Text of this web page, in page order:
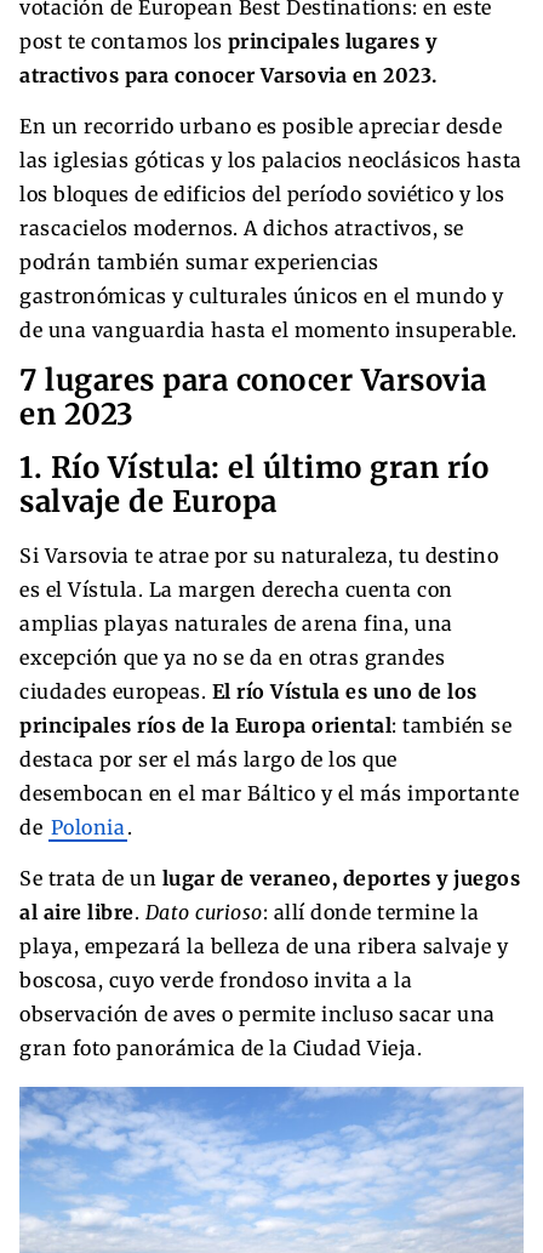
votación de European Best Destinations: en este
post te contamos los principales lugares y
atractivos para conocer Varsovia en 2023.
En un recorrido urbano es posible apreciar desde
las iglesias góticas y los palacios neoclásicos hasta
los bloques de edificios del período soviético y los
rascacielos modernos. A dichos atractivos, se
podrán también sumar experiencias
gastronómicas y culturales únicos en el mundo y
de una vanguardia hasta el momento insuperable.
7 lugares para conocer Varsovia
en 2023
1. Río Vístula: el último gran río
salvaje de Europa
Si Varsovia te atrae por su naturaleza, tu destino
es el Vístula. La margen derecha cuenta con
amplias playas naturales de arena fina, una
excepción que ya no se da en otras grandes
ciudades europeas. El río Vístula es uno de los
principales ríos de la Europa oriental: también se
destaca por ser el más largo de los que
desembocan en el mar Báltico y el más importante
de Polonia .
Se trata de un lugar de veraneo, deportes y juegos
al aire libre. Dato curioso: allí donde termine la
playa, empezará la belleza de una ribera salvaje y
boscosa, cuyo verde frondoso invita a la
observación de aves o permite incluso sacar una
gran foto panorámica de la Ciudad Vieja.